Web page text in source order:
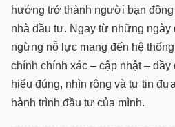
hướng trở thành người bạn
nhà đầu tư. Ngay từ những ngày
ngừng nỗ lực mang đến hệ
chính chính xác – cập nhật –
hiểu đúng, nhìn rộng và tự tin
hành trình đầu tư của mình.
TIN
Ngành
(-)
SECTOR